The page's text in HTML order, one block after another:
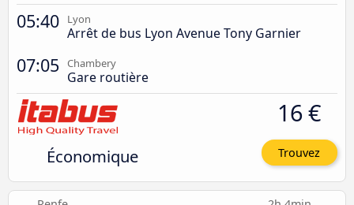
05:40 Lyon
Arrêt de bus Lyon Avenue Tony Garnier
07:05 Chambery
Gare routière
Économique
16 €
Trouvez